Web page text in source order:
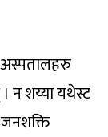
अस्पतालहरु
न शय्या यथेस्ट